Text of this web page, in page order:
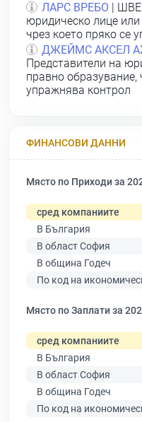
ЛАРС ВРЕБО |
юридическо лице
чрез което пряко се
ДЖЕЙМС АКСЕЛ
Представители на
правно образувание,
упражнява контрол
ФИНАНСОВИ ДАННИ
Място по Приходи за
сред компаниите
В България
В област София
В община Годеч
По код на
Място по Заплати за
сред компаниите
В България
В област София
В община Годеч
По код на